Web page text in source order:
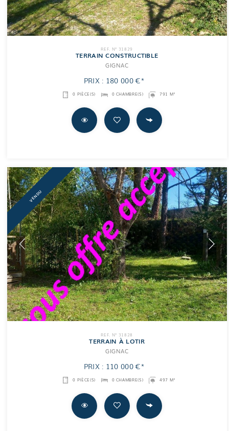
REF. N° 31829
TERRAIN CONSTRUCTIBLE
GIGNAC
PRIX : 180 000 €*
0 PIÈCE(S) 0 CHAMBRE(S) 791 M²
VENDU
REF. N° 31828
TERRAIN À LOTIR
GIGNAC
PRIX : 110 000 €*
0 PIÈCE(S) 0 CHAMBRE(S) 497 M²